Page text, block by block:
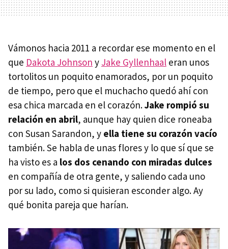
Vámonos hacia 2011 a recordar ese momento en el
que Dakota Johnson y Jake Gyllenhaal eran unos
tortolitos un poquito enamorados, por un poquito
de tiempo, pero que el muchacho quedó ahí con
esa chica marcada en el corazón.Jake rompió su
relación en abril, aunque hay quien dice roneaba
con Susan Sarandon, y ella tiene su corazón vacío
también. Se habla de unas flores y lo que sí que se
ha visto es a los dos cenando con miradas dulces
en compañía de otra gente, y saliendo cada uno
por su lado, como si quisieran esconder algo. Ay
qué bonita pareja que harían.